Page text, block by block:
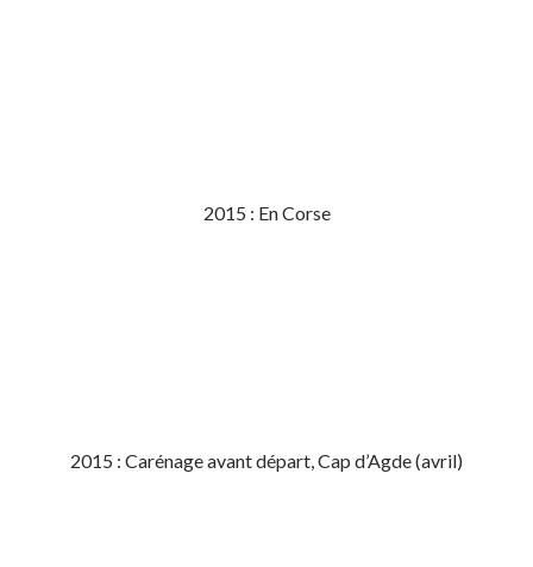
2015 : En Corse
2015 : Carénage avant départ, Cap d’Agde (avril)